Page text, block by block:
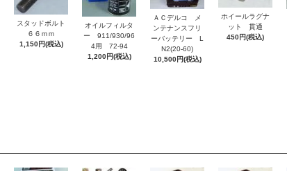
スタッドボルト
６６ｍｍ
1,150円(税込)
オイルフィルタ
ー 911/930/96
4用 72-94
1,200円(税込)
ＡＣデルコ メ
ンテナンスフリ
ーバッテリー L
N2(20-60)
10,500円(税込)
ホイールラグナ
ット 貫通
450円(税込)